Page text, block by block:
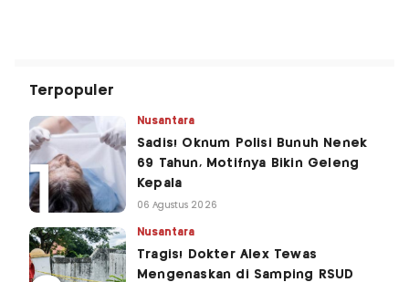
Terpopuler
Nusantara
Sadis! Oknum Polisi Bunuh Nenek
69 Tahun, Motifnya Bikin Geleng
Kepala
06 Agustus 2026
Nusantara
Tragis! Dokter Alex Tewas
Mengenaskan di Samping RSUD